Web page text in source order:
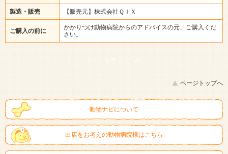
製造・販売 【販売元】株式会社ＱＩＸ
ご購入の前に
かかりつけ動物病院からのアドバイスの元、ご購入くだ
さい。
スマートフォン | PC
ページトップへ
動物ナビについて
出店をお考えの動物病院様はこちら